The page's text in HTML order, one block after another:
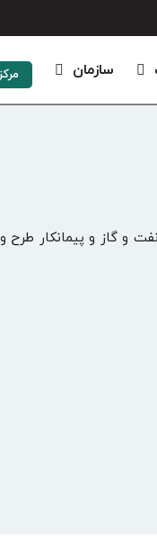
سازمان
نفت و گاز و پیمانکار